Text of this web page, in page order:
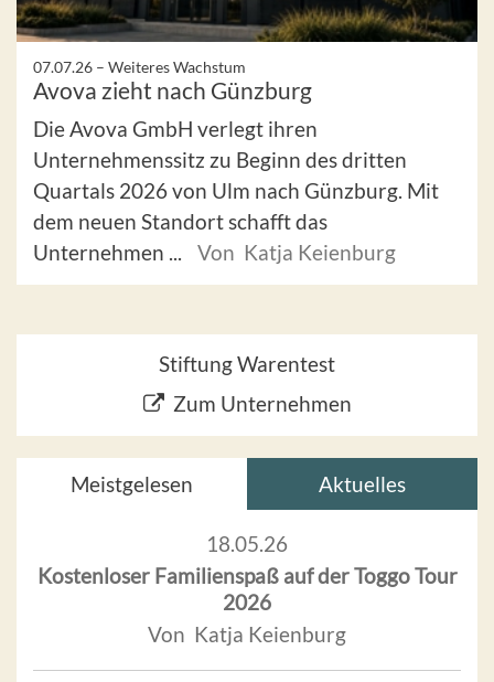
07.07.26 – Weiteres Wachstum
Avova zieht nach Günzburg
Die Avova GmbH verlegt ihren
Unternehmenssitz zu Beginn des dritten
Quartals 2026 von Ulm nach Günzburg. Mit
dem neuen Standort schafft das
Unternehmen ...
Von Katja Keienburg
Stiftung Warentest
Zum Unternehmen
Meistgelesen Aktuelles
18.05.26
Kostenloser Familienspaß auf der Toggo Tour
2026
Von Katja Keienburg